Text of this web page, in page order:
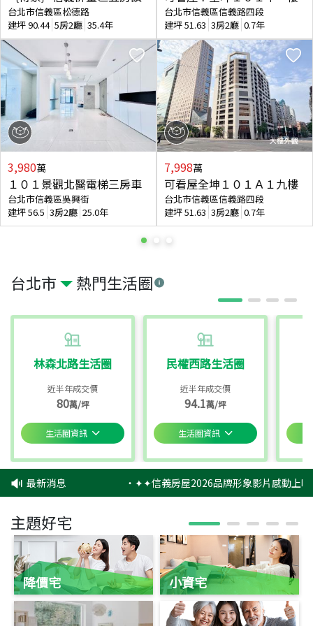
台北市 熱門生活圈
林森北路生活圈
近半年成交價
80萬/坪
生活圈資訊
民權西路生活圈
近半年成交價
94.1萬/坪
生活圈資訊
台北市信義區松德路
建坪90.44 5房2廳 35.4年
3,980萬
１０１景觀北醫電梯三房車
台北市信義區吳興街
建坪56.5 3房2廳 25.0年
台北市信義區信義路四段
建坪51.63 3房2廳 0.7年
7,998萬
可看屋全坤１０１Ａ１九樓
台北市信義區信義路四段
建坪51.63 3房2廳 0.7年
最新消息 ‧✦✦信義房屋2026品牌形象影片感動上
主題好宅
降價宅 小資宅